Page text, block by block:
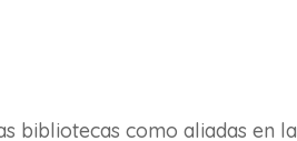
bibliotecas como aliadas en la